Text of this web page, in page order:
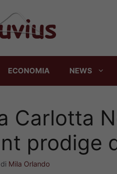
ECONOMIA NEWS
Carlotta
prodige
di Mila Orlando